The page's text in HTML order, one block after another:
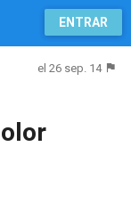
ENTRAR
el 26 sep. 14